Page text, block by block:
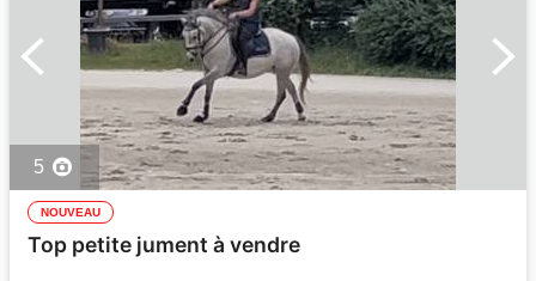
5
NOUVEAU
Top petite jument à vendre